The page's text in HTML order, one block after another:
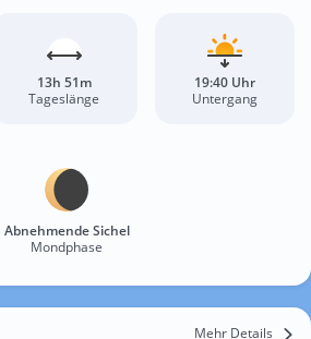
13h 51m
Tageslänge
19:40 Uhr
Untergang
Abnehmende Sichel
Mondphase
Mehr Details